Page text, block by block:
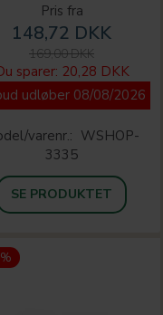
Pris fra
148,72 DKK
169,00 DKK
sparer: 20,28 DKK
udløber 08/08/2026
varenr.: WSHOP-
3335
SE PRODUKTET